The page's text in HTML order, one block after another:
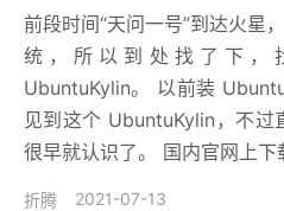
前段时间“天问一号”到达火星
统，所以到处找了下
UbuntuKylin。 以前装
见到这个 UbuntuKylin，不过
很早就认识了。 国内官网上下
折腾 2021-07-13